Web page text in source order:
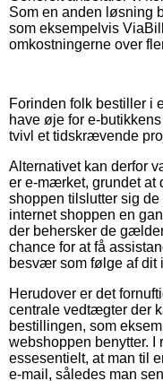
Som en anden løsning
som eksempelvis
omkostningerne over
Forinden folk bestiller i
have øje for e-
tvivl et tidskrævende
Alternativet kan derfor
er e-mærket, grundet at
shoppen tilslutter sig
internet shoppen en
der behersker de
chance for at få
besvær som følge af dit
Herudover er det
centrale vedtægter der
bestillingen, som
webshoppen benytter. I
essesentielt, at man til
e-mail, således man